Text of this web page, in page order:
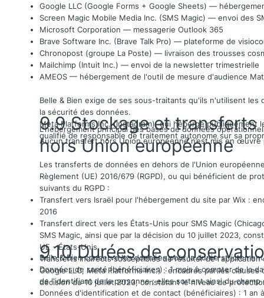
Google LLC (Google Forms + Google Sheets) —
Screen Magic Mobile Media Inc. (SMS Magic) — envoi des
Microsoft Corporation — messagerie Outlook 365
Brave Software Inc. (Brave Talk Pro) — plateforme de
Chronopost (groupe La Poste) — livraison des trousses
Mailchimp (Intuit Inc.) — envoi de la newsletter trimestrielle
AMEOS — hébergement de l'outil de mesure d'audience
Belle & Bien exige de ses sous-traitants qu'ils n'utilisent
la sécurité des données.
Meta Platforms Inc. (Instagram), qui héberge
qualifié de responsable de traitement autonome sur sa
9.9 Stockage et transferts
hors Union européenne
L'hébergement principal des bases de données
Aucun transfert hors Union européenne n’est mis en
Les transferts de données en dehors de l'Union
Règlement (UE) 2016/679 (RGPD), ou qui bénéficient de
suivants du RGPD :
Transfert vers Israël pour l'hébergement du site par Wix :
2016
Transfert direct vers les États-Unis pour SMS Magic
SMS Magic, ainsi que par la décision du 10 juillet 2023,
UE - États-Unis
Transferts indirects susceptibles de résulter de
Google LLC, Meta Platforms Inc.) : encadrés par les
décision du 10 juillet 2023, constatant le niveau de
9.10 Durées de
Belle & Bien conserve les données pour la durée
Données de santé (bénéficiaires) : 1 mois à compter de la
de l'identifiant de la personne ; elles sortent ainsi du champ
Données d'identification et de contact (bénéficiaires) : 1